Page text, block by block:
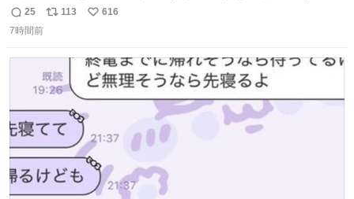
母の郷… 山梨へ遊びに行くのが楽しみでした 母の実家へ 1
ヶ月近く泊まって … … 今の私は 医療従事者 お盆休み？ﾅﾆ
景 淡い記憶 そんな思い出の風景… ありますか？
返
信
25
リ
ト
数
113
い
数
616
7時間前